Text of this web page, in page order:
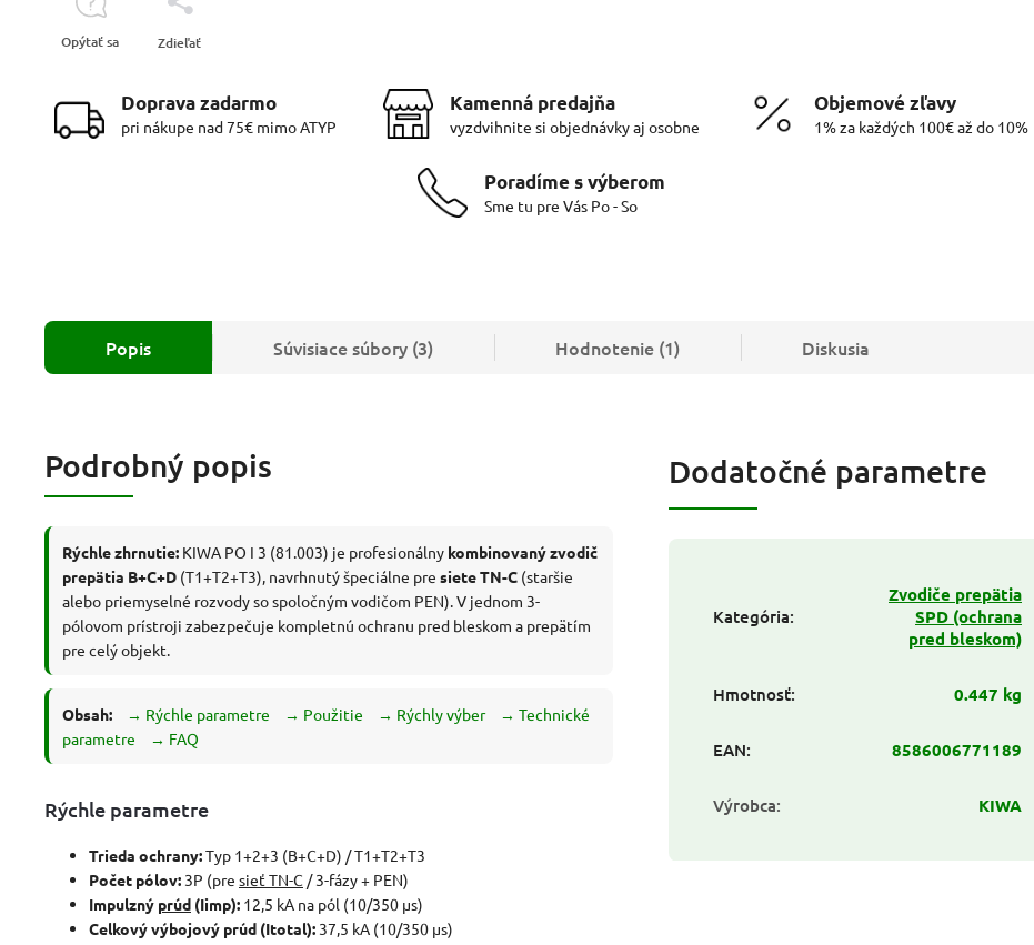
Opýtať sa Zdieľať
Doprava zadarmo
pri nákupe nad 75€ mimo ATYP
Kamenná predajňa
vyzdvihnite si objednávky aj osobne
Objemové zľavy
1% za každých 100€ až do 10%
Poradíme s výberom
Sme tu pre Vás Po - So
Popis Súvisiace súbory (3) Hodnotenie (1) Diskusia
Podrobný popis
Rýchle zhrnutie: KIWA PO I 3 (81.003) je profesionálny kombinovaný zvodič
prepätia B+C+D (T1+T2+T3), navrhnutý špeciálne pre siete TN-C (staršie
alebo priemyselné rozvody so spoločným vodičom PEN). V jednom 3-
pólovom prístroji zabezpečuje kompletnú ochranu pred bleskom a prepätím
pre celý objekt.
Obsah: → Rýchle parametre → Použitie → Rýchly výber
→ Technické
parametre
→ FAQ
Rýchle parametre
Trieda ochrany:Typ 1+2+3 (B+C+D) / T1+T2+T3
Počet pólov: 3P (pre sieť TN-C / 3-fázy + PEN)
Impulzný prúd (Iimp): 12,5 kA na pól (10/350 µs)
Celkový výbojový prúd (Itotal): 37,5 kA (10/350 µs)
Dodatočné parametre
Kategória:
Zvodiče prepätia
SPD (ochrana
pred bleskom)
Hmotnosť: 0.447 kg
EAN: 8586006771189
Výrobca: KIWA